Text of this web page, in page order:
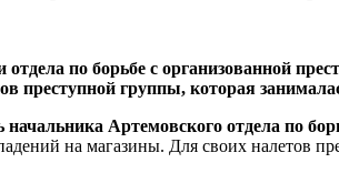
по борьбе с организованной
преступной группы, которая
начальника Артемовского отдела по
на магазины. Для своих налетов